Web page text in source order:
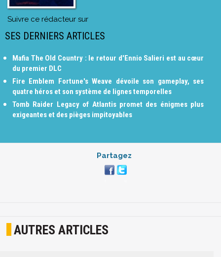
Suivre ce rédacteur sur
SES DERNIERS ARTICLES
Mafia The Old Country : le retour d'Ennio Salieri est au cœur
du premier DLC
Fire Emblem Fortune's Weave dévoile son gameplay, ses
quatre héros et son système de lignes temporelles
Tomb Raider Legacy of Atlantis promet des énigmes plus
exigeantes et des pièges impitoyables
Partagez
AUTRES ARTICLES